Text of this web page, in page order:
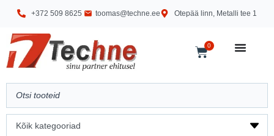
+372 509 8625 toomas@techne.ee Otepää linn, Metalli tee 1
0